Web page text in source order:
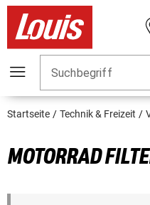
Suchbegriff
Startseite Technik & Freizeit
MOTORRAD